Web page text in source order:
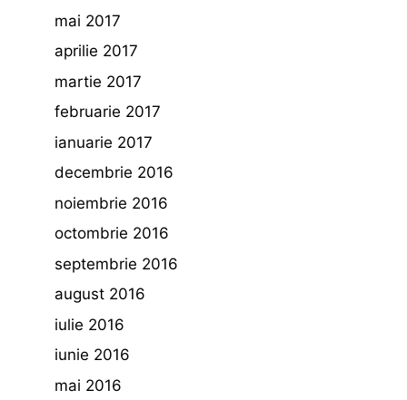
mai 2017
aprilie 2017
martie 2017
februarie 2017
ianuarie 2017
decembrie 2016
noiembrie 2016
octombrie 2016
septembrie 2016
august 2016
iulie 2016
iunie 2016
mai 2016